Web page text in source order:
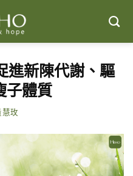
進新陳代謝、驅
子體質
慧玫